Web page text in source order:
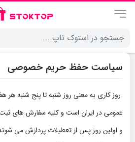
سیاست حفظ حریم خصوصی
روز کاری به معنی روز شنبه تا پنج شنبه هر
عمومی در ایران است و کلیه سفارش های
و اولین روز پس از تعطیلات پردازش می